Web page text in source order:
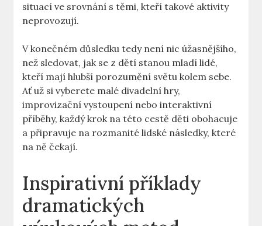
situací ve srovnání s těmi, kteří takové aktivity
neprovozují.
V konečném důsledku tedy není nic úžasnějšího,
než sledovat, jak se z dětí stanou mladí lidé,
kteří mají hlubší porozumění světu kolem sebe.
Ať už si vyberete malé divadelní hry,
improvizační vystoupení nebo interaktivní
příběhy, každý krok na této cestě děti obohacuje
a připravuje na rozmanité lidské následky, které
na ně čekají.
Inspirativní příklady
dramatických